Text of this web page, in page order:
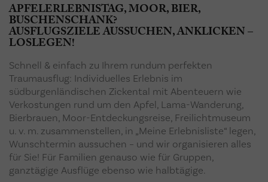
APFELERLEBNISTAG, MOOR, BIER,
BUSCHENSCHANK?
AUSFLUGSZIELE AUSSUCHEN, ANKLICKEN –
LOSLEGEN!
Schnell & einfach zu Ihrem rundum perfekten
Traumausflug: Individuelles Erlebnis im
südburgenländischen Zickental mit Abenteuern wie
Verkostungen rund um den Apfel, Lama-Wanderung,
Bierbrauen, Moor-Entdeckungsreise, Freilichtmuseum
u. v. m. zusammenstellen, in „Meine Erlebnisliste“ legen,
Wunschtermin aussuchen – und wir organisieren alles
für Sie! Für Familien genauso wie für Gruppen,
ganztägige Ausflüge ebenso wie halbtägige.